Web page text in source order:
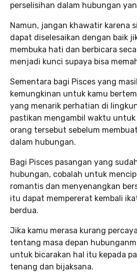
perselisihan dalam hubungan
Namun, jangan khawatir karena
dapat diselesaikan dengan baik
membuka hati dan berbicara
menjadi kunci supaya bisa
Sementara bagi Pisces yang
kemungkinan untuk kamu
yang menarik perhatian di
pastikan mengambil waktu
orang tersebut sebelum
dalam hubungan.
Bagi Pisces pasangan yang
hubungan, cobalah untuk
romantis dan menyenangkan
itu dapat mempererat kembali
berdua.
Jika kamu merasa kurang
tentang masa depan
untuk bicarakan hal itu kepada
tenang dan bijaksana.